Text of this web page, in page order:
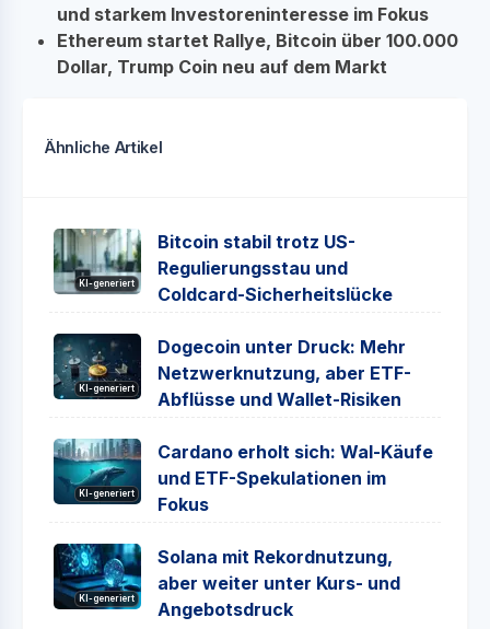
und starkem Investoreninteresse im Fokus
Ethereum startet Rallye, Bitcoin über 100.000
Dollar, Trump Coin neu auf dem Markt
Ähnliche Artikel
KI-generiert
Bitcoin stabil trotz US-
Regulierungsstau und
Coldcard-Sicherheitslücke
KI-generiert
Dogecoin unter Druck: Mehr
Netzwerknutzung, aber ETF-
Abflüsse und Wallet-Risiken
KI-generiert
Cardano erholt sich: Wal-Käufe
und ETF-Spekulationen im
Fokus
KI-generiert
Solana mit Rekordnutzung,
aber weiter unter Kurs- und
Angebotsdruck